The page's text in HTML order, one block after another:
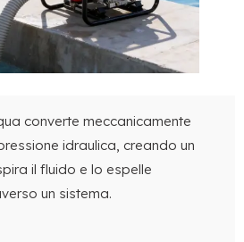
converte meccanicamente
idraulica, creando un
il fluido e lo espelle
un sistema.